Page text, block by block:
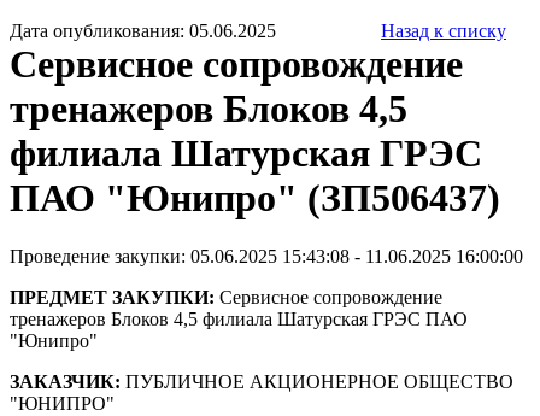
Дата опубликования: 05.06.2025 Назад к списку
Сервисное сопровождение
тренажеров Блоков 4,5
филиала Шатурская ГРЭС
ПАО "Юнипро" (ЗП506437)
Проведение закупки: 05.06.2025 15:43:08 - 11.06.2025 16:00:00
ПРЕДМЕТ ЗАКУПКИ: Сервисное сопровождение
тренажеров Блоков 4,5 филиала Шатурская ГРЭС ПАО
"Юнипро"
ЗАКАЗЧИК: ПУБЛИЧНОЕ АКЦИОНЕРНОЕ ОБЩЕСТВО
"ЮНИПРО"